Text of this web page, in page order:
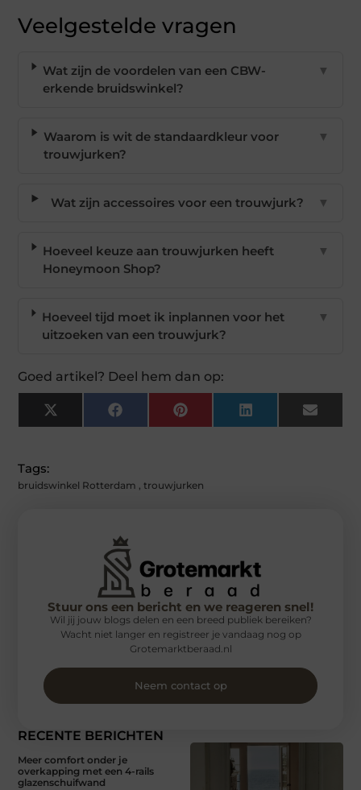
Veelgestelde vragen
Wat zijn de voordelen van een CBW-
erkende bruidswinkel?
▼
Waarom is wit de standaardkleur voor
trouwjurken?
▼
Wat zijn accessoires voor een trouwjurk? ▼
Hoeveel keuze aan trouwjurken heeft
Honeymoon Shop?
▼
Hoeveel tijd moet ik inplannen voor het
uitzoeken van een trouwjurk?
▼
Goed artikel? Deel hem dan op:
X
(Twitter)
FacebookPinterest LinkedIn Email
Tags:
bruidswinkel Rotterdam ,trouwjurken
RECENTE BERICHTEN
Meer comfort onder je
overkapping met een 4-rails
glazenschuifwand
Stuur ons een bericht en we reageren snel!
Wil jij jouw blogs delen en een breed publiek bereiken?
Wacht niet langer en registreer je vandaag nog op
Grotemarktberaad.nl
Neem contact op